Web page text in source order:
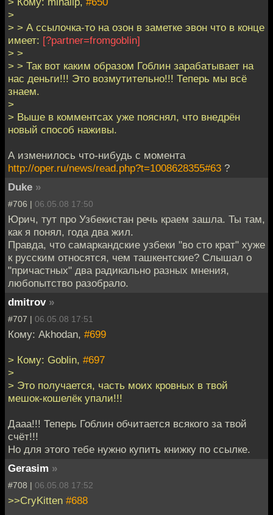
>
> > А ссылочка-то на озон в заметке эвон что в конце
имеет: [?partner=fromgoblin]
> >
> > Так вот каким образом Гоблин зарабатывает на
нас деньги!!! Это возмутительно!!! Теперь мы всё
знаем.
>
> Выше в комментсах уже пояснял, что внедрён
новый способ наживы.
А изменилось что-нибудь с момента
http://oper.ru/news/read.php?t=1008628355#63 ?
Duke »
#706 | 06.05.08 17:50
Юрич, тут про Узбекистан речь краем зашла. Ты там,
как я понял, года два жил.
Правда, что самаркандские узбеки "во сто крат" хуже
к русским относятся, чем ташкентские? Слышал о
"причастных" два радикально разных мнения,
любопытство разобрало.
dmitrov »
#707 | 06.05.08 17:51
Кому: Akhodan, #699
> Кому: Goblin, #697
>
> Это получается, часть моих кровных в твой
мешок-кошелёк упали!!!
Дааа!!! Теперь Гоблин обчитается всякого за твой
счёт!!!
Но для этого тебе нужно купить книжку по ссылке.
Gerasim »
#708 | 06.05.08 17:52
>>CryKitten #688